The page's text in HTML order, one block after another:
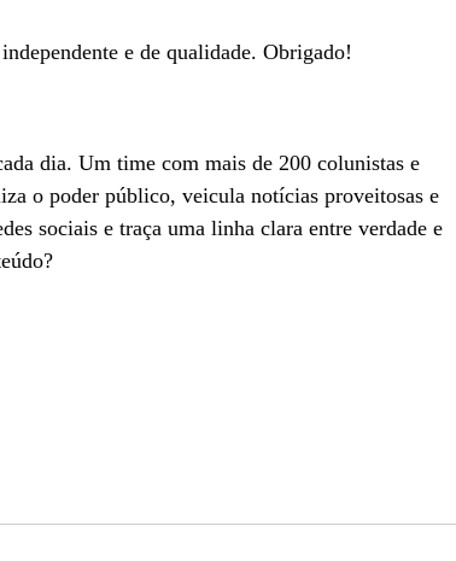
e de qualidade. Obrigado!
dia. Um time com mais de 200 colunistas e
o poder público, veicula notícias proveitosas e
sociais e traça uma linha clara entre verdade e